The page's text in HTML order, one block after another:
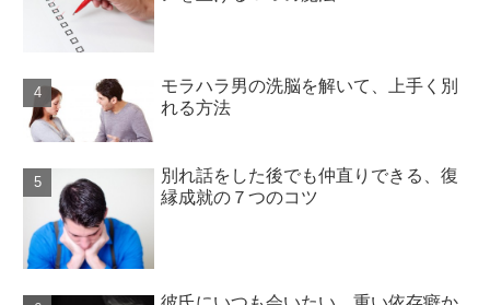
モラハラ男の洗脳を解いて、上手く別
れる方法
別れ話をした後でも仲直りできる、復
縁成就の７つのコツ